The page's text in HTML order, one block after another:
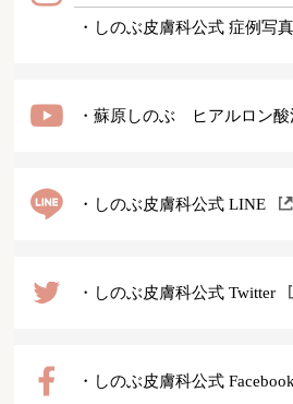
・しのぶ皮膚科公式 症例写
・蘇原しのぶ ヒアルロン酸
・しのぶ皮膚科公式 LINE
・しのぶ皮膚科公式 Twitter
・しのぶ皮膚科公式 Facebook